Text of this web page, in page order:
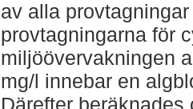
av alla
provtagningarna för
miljöövervakningen
mg/l innebar en
Därefter